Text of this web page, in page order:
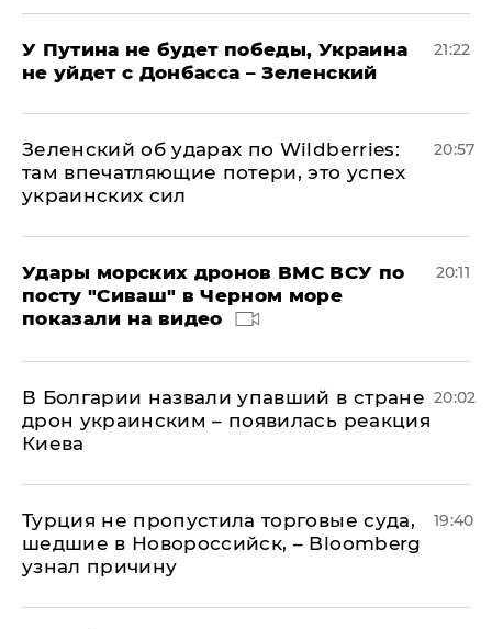
У Путина не будет победы, Украина
не уйдет с Донбасса – Зеленский
21:22
Зеленский об ударах по Wildberries:
там впечатляющие потери, это успех
украинских сил
20:57
Удары морских дронов ВМС ВСУ по
посту "Сиваш" в Черном море
показали на видео
20:11
В Болгарии назвали упавший в стране
дрон украинским – появилась реакция
Киева
20:02
Турция не пропустила торговые суда,
шедшие в Новороссийск, – Bloomberg
узнал причину
19:40